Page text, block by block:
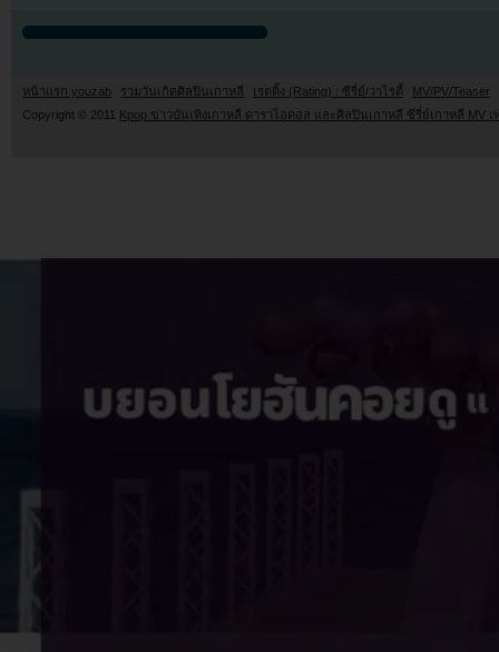
หน้าแรก youzab รวมวันเกิดศิลปินเกาหลี เรตติ้ง (Rating) : ซีรี่ย์/วาไรตี้
MV/PV/Teaser
Copyright © 2011 Kpop ข่าวบันเทิงเกาหลี ดาราไอดอล และศิลปินเกาหลี ซีรี่ย์เกาหลี MV